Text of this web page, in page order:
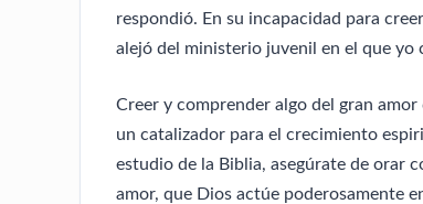
respondió. En su incapacidad para
alejó del ministerio juvenil en el que yo
Creer y comprender algo del gran
un catalizador para el crecimiento
estudio de la Biblia, asegúrate de orar
amor, que Dios actúe poderosamente